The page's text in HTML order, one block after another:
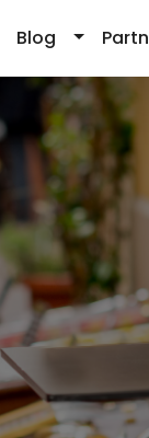
Blog